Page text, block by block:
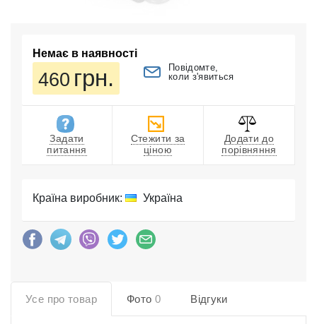
Немає в наявності
460 грн.
Повідомте,
коли з'явиться
Задати
питання
Стежити за
ціною
Додати до
порівняння
Країна виробник: Україна
Усе про товар Фото 0 Відгуки